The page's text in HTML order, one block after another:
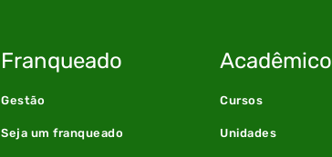
Franqueado
Gestão
Seja um franqueado
Acadêmico
Cursos
Unidades